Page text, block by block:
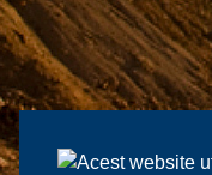
Acest website